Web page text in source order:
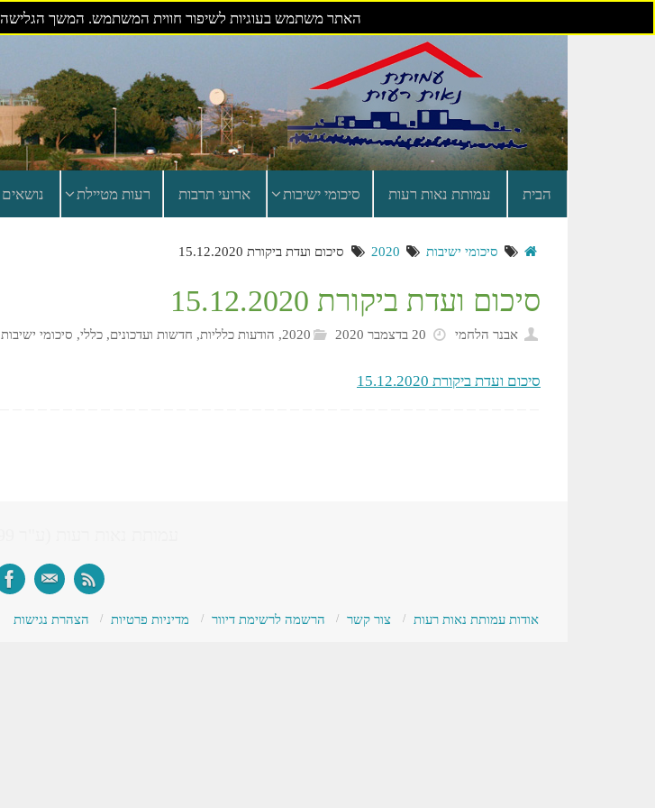
האתר משתמש בעוגיות לשיפור חווית המשתמש. המשך
הבית עמותת נאות רעות סיכומי ישיבות ארועי תרבות רעות מטיילת
סיכומי ישיבות 2020 סיכום ועדת ביקורת 15.12.2020
סיכום ועדת ביקורת 15.12.2020
אבנר הלחמי 20 בדצמבר 2020 2020
, הודעות כלליות, חדשות ועדכונים,כללי, סיכומי ישיבות
סיכום ועדת ביקורת 15.12.2020
אודות עמותת נאות רעות צור קשר הרשמה לרשימת דיוור מדיניות פרטיות הצהרת נגישות